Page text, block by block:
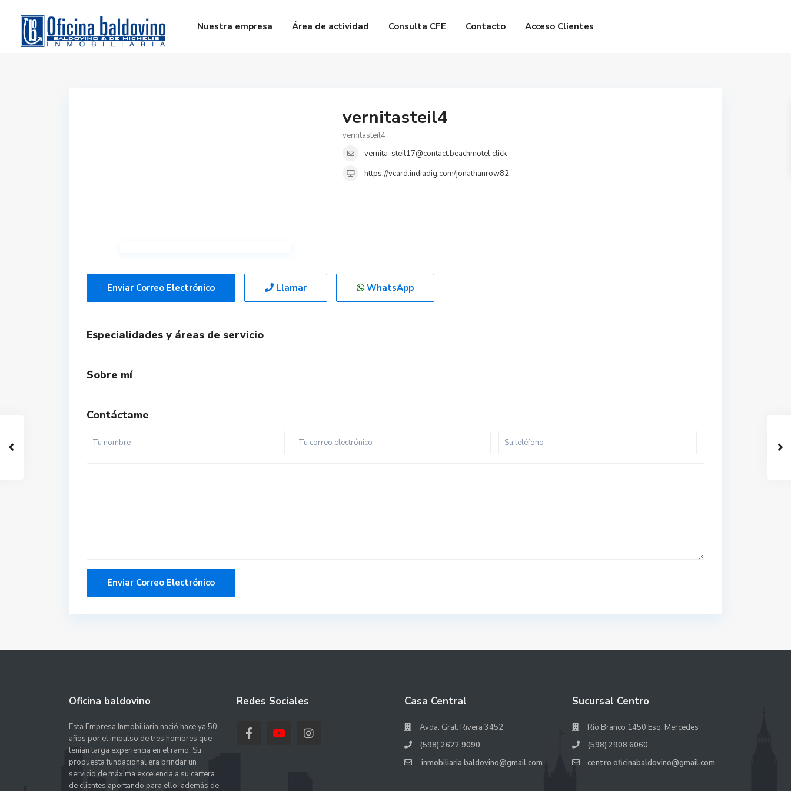
Nuestra empresa Área de actividad Consulta CFE Contacto Acceso Clientes
vernitasteil4
vernitasteil4
vernita-steil17@contact.beachmotel.click
https://vcard.indiadig.com/jonathanrow82
Enviar Correo Electrónico Llamar WhatsApp
Especialidades y áreas de servicio
Sobre mí
Contáctame
Oficina baldovino
Esta Empresa Inmobiliaria nació hace ya 50
años por el impulso de tres hombres que
tenían larga experiencia en el ramo. Su
propuesta fundacional era brindar un
servicio de máxima excelencia a su cartera
de clientes aportando para ello, además de
Redes Sociales Casa Central
Avda. Gral. Rivera 3452
(598) 2622 9090
inmobiliaria.baldovino@gmail.com
Sucursal Centro
Río Branco 1450 Esq. Mercedes
(598) 2908 6060
centro.oficinabaldovino@gmail.com